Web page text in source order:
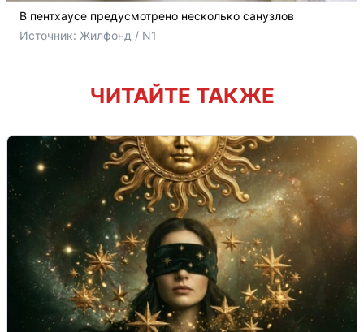
В пентхаусе предусмотрено несколько санузлов
Источник: Жилфонд / N1
ЧИТАЙТЕ ТАКЖЕ